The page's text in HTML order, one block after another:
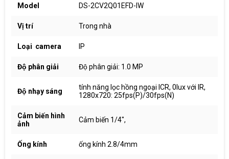
Model DS-2CV2Q01EFD-IW
Vị trí Trong nhà
Loại camera IP
Độ phân giải Độ phân giải: 1.0 MP
Độ nhạy sáng
tính năng lọc hồng ngoại ICR, 0lux với IR,
1280x720: 25fps(P)/30fps(N)
Cảm biến hình
ảnh
Cảm biến 1/4",
Ống kính ống kính 2.8/4mm